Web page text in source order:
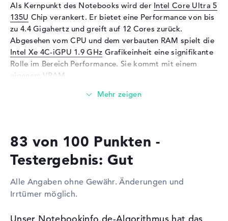
Eingabegeräte
Multi-Touch-Trackpad,
Tastatur
Tastatur
Beleuchtet (hintergrund)
Netzwerk
WLAN
802.11a, 802.11ac, 802.11ax,
802.11n
Schnittstellen
2 x Thunderbolt 4, 2 x USB 3.2
- Typ A
Video
2 x DisplayPort über
Audio
1 x 2-in-1 Audio Jack
Sonstiges
1 x SmartCard-Lesegerät
Als Kernpunkt des Notebooks wird der Intel Core Ultra 5
135U Chip verankert. Er bietet eine Performance von bis
zu 4.4 Gigahertz und greift auf 12 Cores zurück.
Abgesehen vom CPU und dem verbauten RAM spielt die
Intel Xe 4C-iGPU 1.9 GHz Grafikeinheit eine signifikante
Rolle im Bereich Performance. Sie kommt mit einem
eigenem VRAM.
Wieviel Speicher hat das Dell Latitude 7450 (2M7YD)?
bis zu einer Maximalgröße von 16 GByte hochstufen
Latitude 7450 (2M7YD) zeigt eine Festplatte Größe von
Diese Schnittstellen und Funkverbindungen sind an
83 von 100 Punkten -
Testergebnis: Gut
Alle Angaben ohne Gewähr. Änderungen und
Irrtümer möglich.